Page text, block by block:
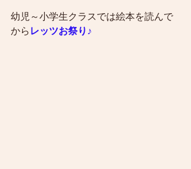
幼児～小学生クラスでは絵本を読んで
から レッツお祭り♪